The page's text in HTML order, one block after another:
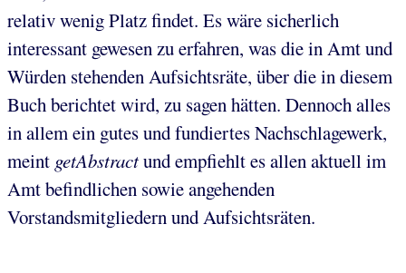
relativ wenig Platz findet. Es wäre sicherlich
interessant gewesen zu erfahren, was die in Amt und
Würden stehenden Aufsichtsräte, über die in diesem
Buch berichtet wird, zu sagen hätten. Dennoch alles
in allem ein gutes und fundiertes Nachschlagewerk,
meint getAbstractund empfiehlt es allen aktuell im
Amt befindlichen sowie angehenden
Vorstandsmitgliedern und Aufsichtsräten.